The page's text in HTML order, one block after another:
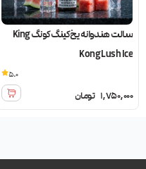
سالت هندوانه یخ کینگ کونگ King
Kong Lush Ice
1,750,000 تومان
5.0